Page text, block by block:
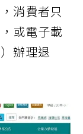
消費者只
或電子載
辦理退